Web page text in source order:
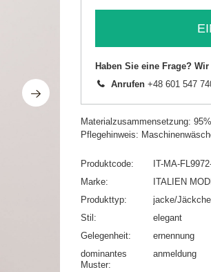
Haben Sie eine Frage?
Anrufen +48 601 547
Materialzusammensetzung:
Pflegehinweis:
Produktcode
IT-MA-
Marke
ITALIEN
Produkttyp
jacke/
Stil
elegant
Gelegenheit
ernennung
dominantes
Muster
anmeldung